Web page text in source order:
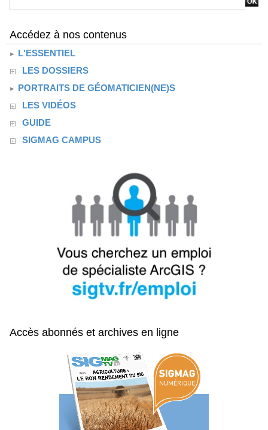
Accédez à nos contenus
L'ESSENTIEL
LES DOSSIERS
PORTRAITS DE GÉOMATICIEN(NE)S
LES VIDÉOS
GUIDE
SIGMAG CAMPUS
Accès abonnés et archives en ligne